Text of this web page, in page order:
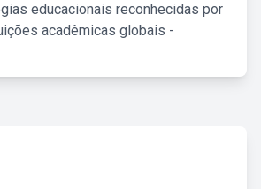
educacionais reconhecidas por
acadêmicas globais -